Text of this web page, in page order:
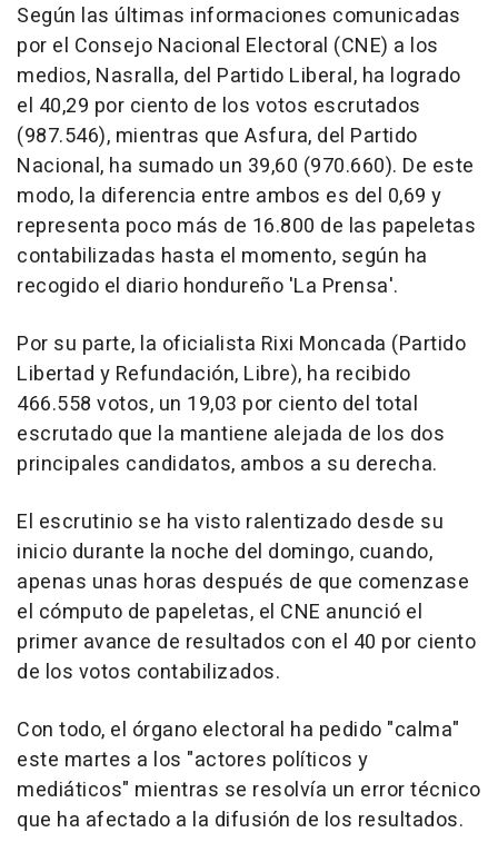
Según las últimas informaciones comunicadas
por el Consejo Nacional Electoral (CNE) a los
medios, Nasralla, del Partido Liberal, ha logrado
el 40,29 por ciento de los votos escrutados
(987.546), mientras que Asfura, del Partido
Nacional, ha sumado un 39,60 (970.660). De este
modo, la diferencia entre ambos es del 0,69 y
representa poco más de 16.800 de las papeletas
contabilizadas hasta el momento, según ha
recogido el diario hondureño 'La Prensa'.
Por su parte, la oficialista Rixi Moncada (Partido
Libertad y Refundación, Libre), ha recibido
466.558 votos, un 19,03 por ciento del total
escrutado que la mantiene alejada de los dos
principales candidatos, ambos a su derecha.
El escrutinio se ha visto ralentizado desde su
inicio durante la noche del domingo, cuando,
apenas unas horas después de que comenzase
el cómputo de papeletas, el CNE anunció el
primer avance de resultados con el 40 por ciento
de los votos contabilizados.
Con todo, el órgano electoral ha pedido "calma"
este martes a los "actores políticos y
mediáticos" mientras se resolvía un error técnico
que ha afectado a la difusión de los resultados.